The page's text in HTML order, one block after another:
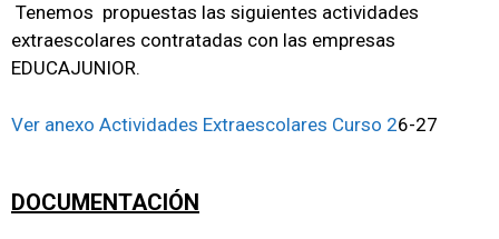
Tenemos propuestas las siguientes actividades
extraescolares contratadas con las empresas
EDUCAJUNIOR.
Ver anexo Actividades Extraescolares Curso 26-27
DOCUMENTACIÓN